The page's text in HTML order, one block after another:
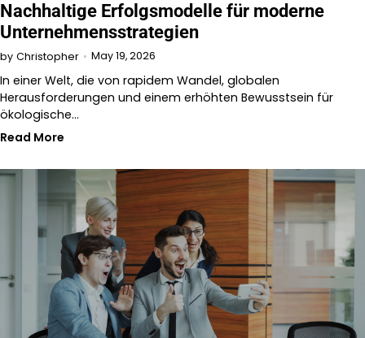
Nachhaltige Erfolgsmodelle für moderne
Unternehmensstrategien
by Christopher May 19, 2026
In einer Welt, die von rapidem Wandel, globalen
Herausforderungen und einem erhöhten Bewusstsein für
ökologische…
Read More